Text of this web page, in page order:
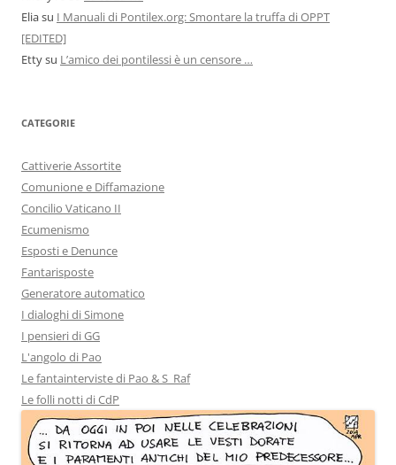
Eliasu I Manuali di Pontilex.org: Smontare la truffa di OPPT
[EDITED]
Ettysu L’amico dei pontilessi è un censore …
CATEGORIE
Cattiverie Assortite
Comunione e Diffamazione
Concilio Vaticano II
Ecumenismo
Esposti e Denunce
Fantarisposte
Generatore automatico
I dialoghi di Simone
I pensieri di GG
L'angolo di Pao
Le fantainterviste di Pao & S_Raf
Le folli notti di CdP